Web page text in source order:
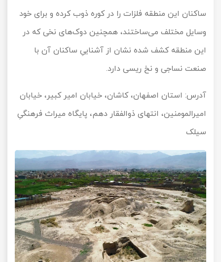
ساکنان این منطقه فلزات را در کوره ذوب کرده و برای خود
وسایل مختلف می‌ساختند، همچنین دوک‌های نخی که در
این منطقه کشف شده نشان از آشناییِ ساکنان آن با
صنعت نساجی و نخ ریسی دارد.
آدرس: استان اصفهان، کاشان، خیابان امیر کبیر، خیابان
امیرالمومنین، انتهای ذوالفقار دهم، پایگاه میراث فرهنگیِ
سیلک